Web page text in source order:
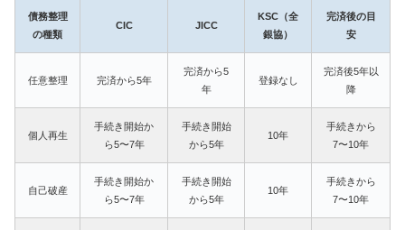
債務整理
の種類
CIC JICC
KSC（全
銀協）
完済後の目
安
任意整理 完済から5年
完済から5
年
登録なし
完済後5年以
降
個人再生
手続き開始か
ら5〜7年
手続き開始
から5年
10年
手続きから
7〜10年
自己破産
手続き開始か
ら5〜7年
手続き開始
から5年
10年
手続きから
7〜10年